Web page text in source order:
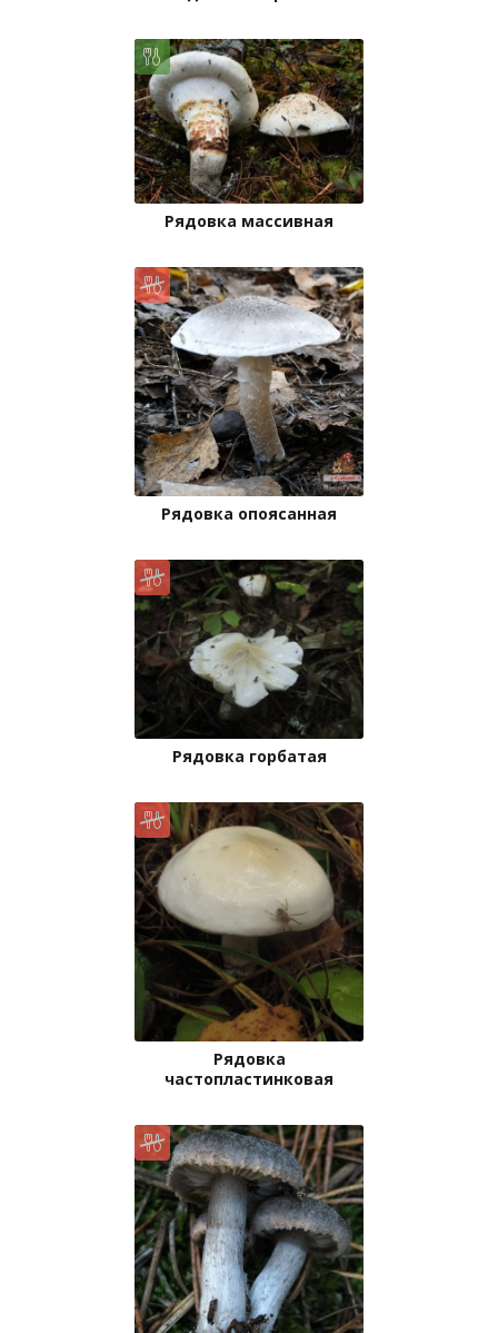
Рядовка массивная
Рядовка опоясанная
Рядовка горбатая
Рядовка
частопластинковая